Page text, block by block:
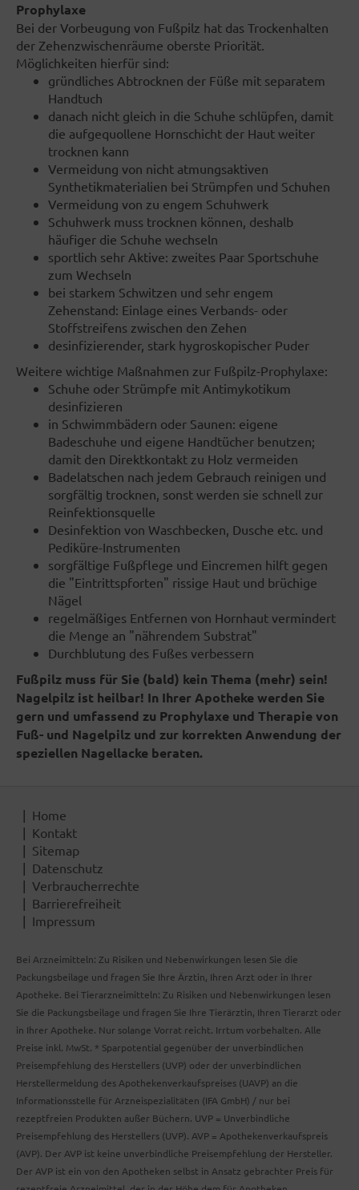
Prophylaxe
Bei der Vorbeugung von Fußpilz hat das Trockenhalten
der Zehenzwischenräume oberste Priorität.
Möglichkeiten hierfür sind:
gründliches Abtrocknen der Füße mit separatem
Handtuch
danach nicht gleich in die Schuhe schlüpfen, damit
die aufgequollene Hornschicht der Haut weiter
trocknen kann
Vermeidung von nicht atmungsaktiven
Synthetikmaterialien bei Strümpfen und Schuhen
Vermeidung von zu engem Schuhwerk
Schuhwerk muss trocknen können, deshalb
häufiger die Schuhe wechseln
sportlich sehr Aktive: zweites Paar Sportschuhe
zum Wechseln
bei starkem Schwitzen und sehr engem
Zehenstand: Einlage eines Verbands- oder
Stoffstreifens zwischen den Zehen
desinfizierender, stark hygroskopischer Puder
Weitere wichtige Maßnahmen zur Fußpilz-Prophylaxe:
Schuhe oder Strümpfe mit Antimykotikum
desinfizieren
in Schwimmbädern oder Saunen: eigene
Badeschuhe und eigene Handtücher benutzen;
damit den Direktkontakt zu Holz vermeiden
Badelatschen nach jedem Gebrauch reinigen und
sorgfältig trocknen, sonst werden sie schnell zur
Reinfektionsquelle
Desinfektion von Waschbecken, Dusche etc. und
Pediküre-Instrumenten
sorgfältige Fußpflege und Eincremen hilft gegen
die "Eintrittspforten" rissige Haut und brüchige
Nägel
regelmäßiges Entfernen von Hornhaut vermindert
die Menge an "nährendem Substrat"
Durchblutung des Fußes verbessern
Fußpilz muss für Sie (bald) kein Thema (mehr) sein!
Nagelpilz ist heilbar! In Ihrer Apotheke werden Sie
gern und umfassend zu Prophylaxe und Therapie von
Fuß- und Nagelpilz und zur korrekten Anwendung der
speziellen Nagellacke beraten.
Home
Kontakt
Sitemap
Datenschutz
Verbraucherrechte
Barrierefreiheit
Impressum
Bei Arzneimitteln: Zu Risiken und Nebenwirkungen lesen Sie die
Packungsbeilage und fragen Sie Ihre Ärztin, Ihren Arzt oder in Ihrer
Apotheke. Bei Tierarzneimitteln: Zu Risiken und Nebenwirkungen lesen
Sie die Packungsbeilage und fragen Sie Ihre Tierärztin, Ihren Tierarzt oder
in Ihrer Apotheke. Nur solange Vorrat reicht. Irrtum vorbehalten. Alle
Preise inkl. MwSt. * Sparpotential gegenüber der unverbindlichen
Preisempfehlung des Herstellers (UVP) oder der unverbindlichen
Herstellermeldung des Apothekenverkaufspreises (UAVP) an die
Informationsstelle für Arzneispezialitäten (IFA GmbH) / nur bei
rezeptfreien Produkten außer Büchern. UVP = Unverbindliche
Preisempfehlung des Herstellers (UVP). AVP = Apothekenverkaufspreis
(AVP). Der AVP ist keine unverbindliche Preisempfehlung der Hersteller.
Der AVP ist ein von den Apotheken selbst in Ansatz gebrachter Preis für